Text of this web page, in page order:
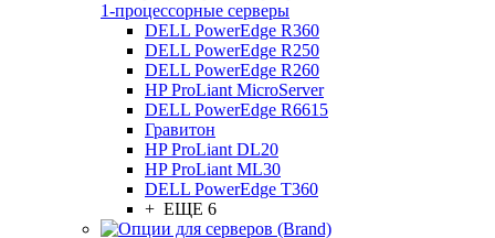
1-процессорные серверы
DELL PowerEdge R360
DELL PowerEdge R250
DELL PowerEdge R260
HP ProLiant MicroServer
DELL PowerEdge R6615
Гравитон
HP ProLiant DL20
HP ProLiant ML30
DELL PowerEdge T360
+ ЕЩЕ 6